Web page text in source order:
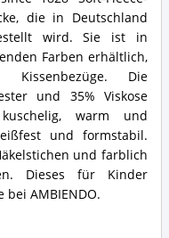
die in Deutschland
wird. Sie ist in
Farben erhältlich,
Die
und 35% Viskose
warm und
und formstabil.
und farblich
Dieses für Kinder
AMBIENDO.